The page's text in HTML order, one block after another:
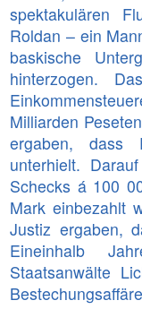
spektakulären
Roldan – ein
baskische
hinterzogen.
Milliarden
ergaben, dass
unterhielt.
Schecks á 100
Mark einbezahlt
Justiz ergaben,
Eineinhalb
Staatsanwälte